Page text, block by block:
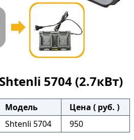
5704 (2.7кВт)
Модель
Цена ( руб. )
Shtenli 5704 950